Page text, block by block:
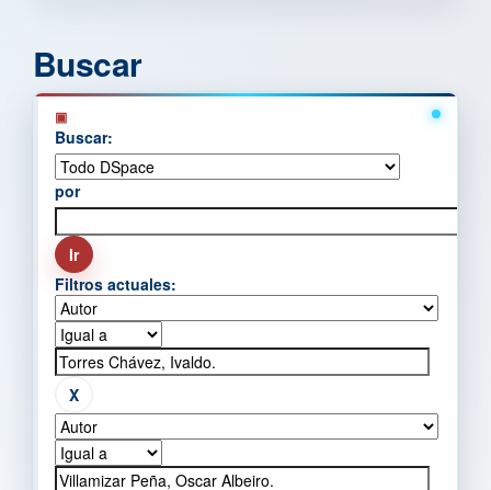
Buscar
Buscar:
por
Filtros actuales: